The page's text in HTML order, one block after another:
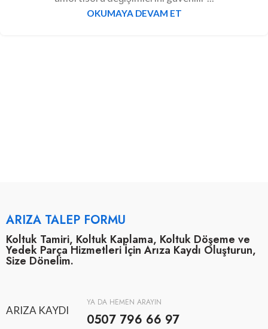
OKUMAYA DEVAM ET
ARIZA TALEP FORMU
Koltuk Tamiri, Koltuk Kaplama, Koltuk Döşeme ve
Yedek Parça Hizmetleri İçin Arıza Kaydı Oluşturun,
Size Dönelim.
ARIZA KAYDI
YA DA HEMEN ARAYIN
0507 796 66 97